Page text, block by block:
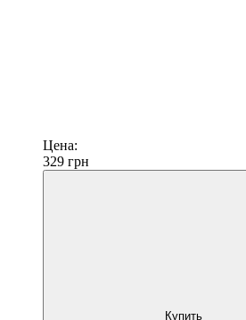
Цена:
329 грн
Купить